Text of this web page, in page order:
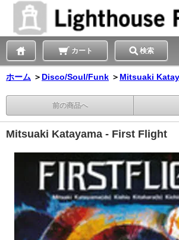
カート 検索
ホーム ＞ Disco/Soul/Funk ＞ Mitsuaki
前の商品へ
Mitsuaki Katayama - First Flight